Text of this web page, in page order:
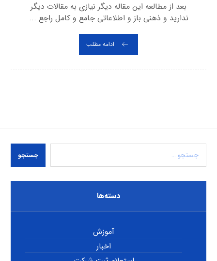
بعد از مطالعه این مقاله دیگر نیازی به مقالات دیگر
ندارید و ذهنی باز و اطلاعاتی جامع و کامل راجع ...
ادامه مطلب
جستجو
دسته‌ها
آموزش
اخبار